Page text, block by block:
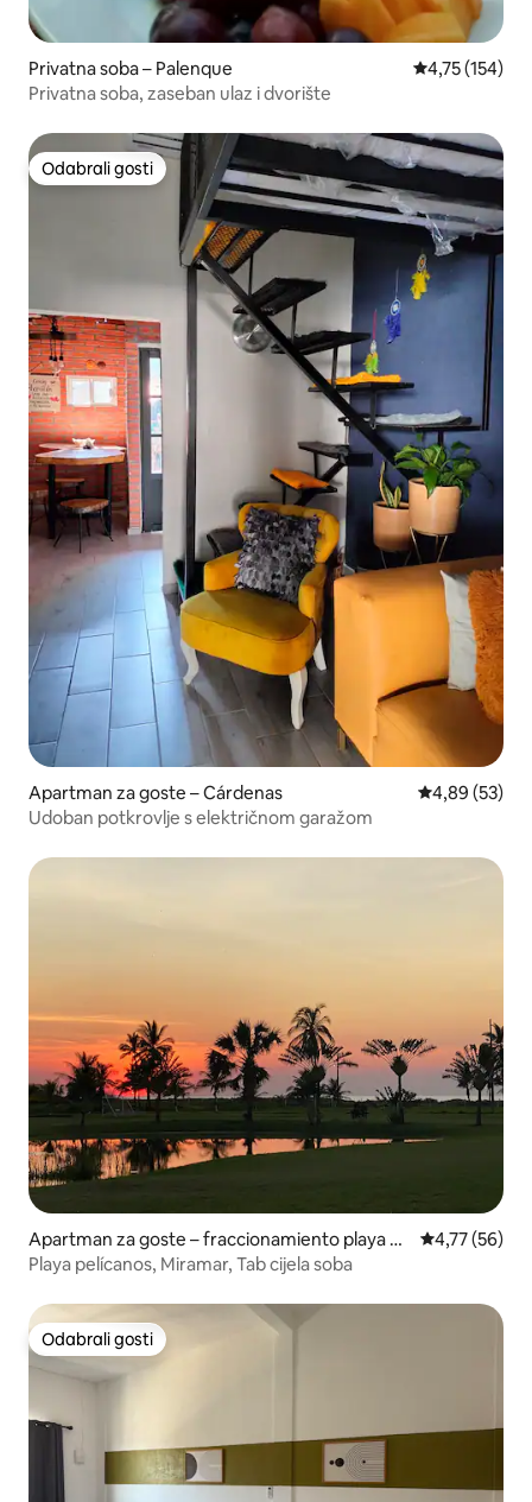
Privatna soba – Palenque Prosječna
4,75 (154)
Privatna soba, zaseban ulaz i dvorište
Odabrali gosti
Odabrali gosti
Apartman za goste – Cárdenas Prosječna
4,89 (53)
Udoban potkrovlje s električnom garažom
Apartman za goste – fraccionamiento playa pe
licanos
Prosječna
4,77 (56)
Playa pelícanos, Miramar, Tab cijela soba
Odabrali gosti
Odabrali gosti